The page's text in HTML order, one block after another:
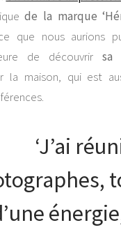
de la marque
que nous aurions
de découvrir sa
la maison, qui est
‘J’ai